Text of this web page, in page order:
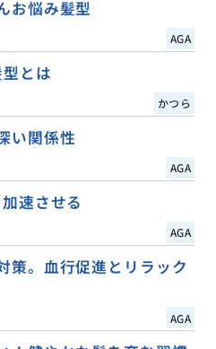
お悩み髪型
AGA
とは
かつら
い関係性
AGA
速させる
AGA
策。血行促進とリラック
AGA